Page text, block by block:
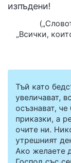
изпъдени!
„Всички,
Тъй като
увеличават,
осъзнават,
приказки, а
очите ни.
утрешният
Ако желаете